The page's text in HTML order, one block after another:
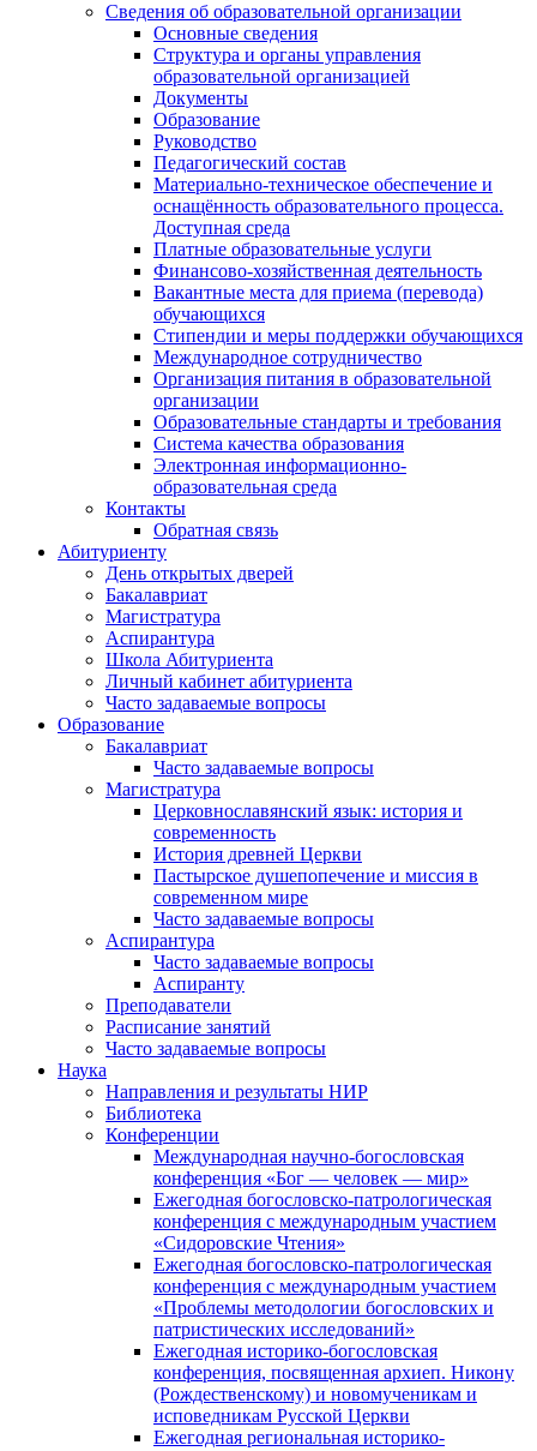
Сведения об образовательной организации
Основные сведения
Структура и органы управления
образовательной организацией
Документы
Образование
Руководство
Педагогический состав
Материально-техническое обеспечение и
оснащённость образовательного процесса.
Доступная среда
Платные образовательные услуги
Финансово-хозяйственная деятельность
Вакантные места для приема (перевода)
обучающихся
Стипендии и меры поддержки обучающихся
Международное сотрудничество
Организация питания в образовательной
организации
Образовательные стандарты и требования
Система качества образования
Электронная информационно-
образовательная среда
Контакты
Обратная связь
Абитуриенту
День открытых дверей
Бакалавриат
Магистратура
Аспирантура
Школа Абитуриента
Личный кабинет абитуриента
Часто задаваемые вопросы
Образование
Бакалавриат
Часто задаваемые вопросы
Магистратура
Церковнославянский язык: история и
современность
История древней Церкви
Пастырское душепопечение и миссия в
современном мире
Часто задаваемые вопросы
Аспирантура
Часто задаваемые вопросы
Аспиранту
Преподаватели
Расписание занятий
Часто задаваемые вопросы
Наука
Направления и результаты НИР
Библиотека
Конференции
Международная научно-богословская
конференция «Бог — человек — мир»
Ежегодная богословско-патрологическая
конференция с международным участием
«Сидоровские Чтения»
Ежегодная богословско-патрологическая
конференция с международным участием
«Проблемы методологии богословских и
патристических исследований»
Ежегодная историко-богословская
конференция, посвященная архиеп. Никону
(Рождественскому) и новомученикам и
исповедникам Русской Церкви
Ежегодная региональная историко-